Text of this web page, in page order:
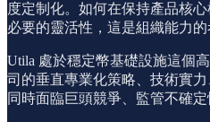
度定制化。如何在保持產品核
必要的靈活性，這是組織能力的
Utila 處於穩定幣基礎設施這個
司的垂直專業化策略、技術實
同時面臨巨頭競爭、監管不確